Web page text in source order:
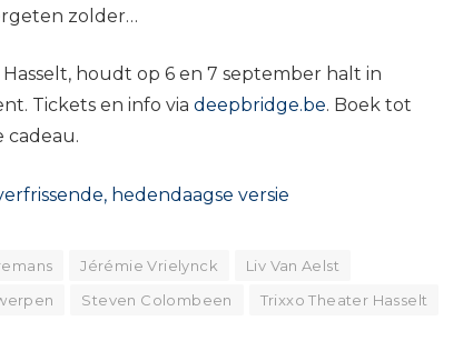
zolder…
houdt op 6 en 7 september halt in
Tickets en info via deepbridge.be. Boek tot
cadeau.
hedendaagse versie
Jérémie Vrielynck
Liv Van Aelst
Steven Colombeen
Trixxo Theater Hasselt